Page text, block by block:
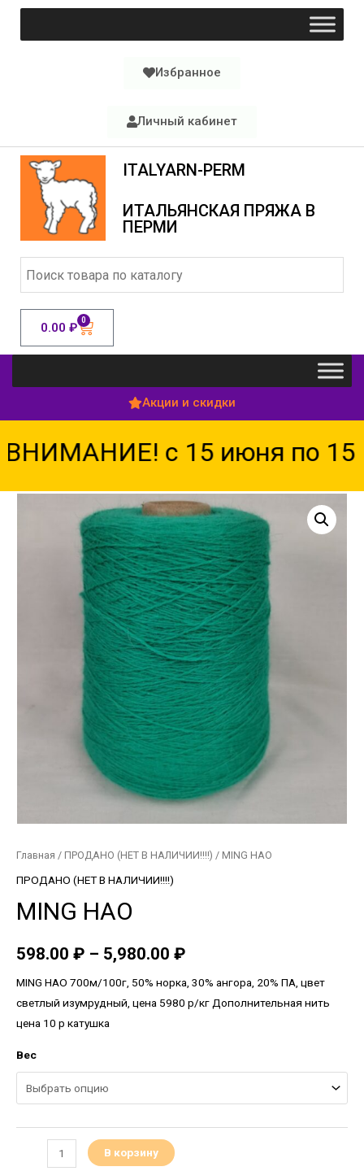
Избранное
Личный кабинет
ITALYARN-PERM
ИТАЛЬЯНСКАЯ ПРЯЖА В
ПЕРМИ
0.00 ₽ 0
Акции и скидки
с 15 июня по 15
Главная / ПРОДАНО (НЕТ В НАЛИЧИИ!!!!) / MING HAO
ПРОДАНО (НЕТ В НАЛИЧИИ!!!!)
MING HAO
598.00 ₽ – 5,980.00 ₽
MING HAO 700м/100г, 50% норка, 30% ангора, 20% ПА, цвет
светлый изумрудный, цена 5980 р/кг Дополнительная нить
цена 10 р катушка
Вес
В корзину